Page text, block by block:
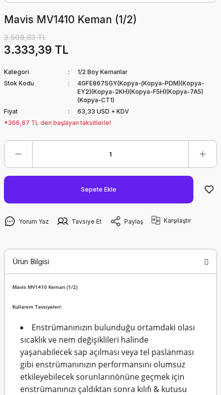
Mavis MV1410 Keman (1/2)
3.508,83 TL
3.333,39 TL
Kategori
1/2 Boy Kemanlar
Stok Kodu
4GFE867SGY(Kopya-(Kopya-PDM)(Kopya-
EY2)(Kopya-2KH)(Kopya-F5H)(Kopya-7A5)
(Kopya-CT1)
Fiyat
63,33 USD + KDV
*366,67 TL den başlayan taksitlerle!
Sepete Ekle
Yorum Yaz Tavsiye Et Paylaş Karşılaştır
Ürün Bilgisi
Mavis MV1410 Keman (1/2)
Kullanım Tavsiyeleri:
Enstrümanınızın bulunduğu ortamdaki olası
sıcaklık ve nem değişiklileri halinde
yaşanabilecek sap açılması veya tel paslanması
gibi enstrümanınızın performansını olumsuz
etkileyebilecek sorunlarınönüne geçmek için
enstrümanınızı çaldıktan sonra kılıfı & kutusu